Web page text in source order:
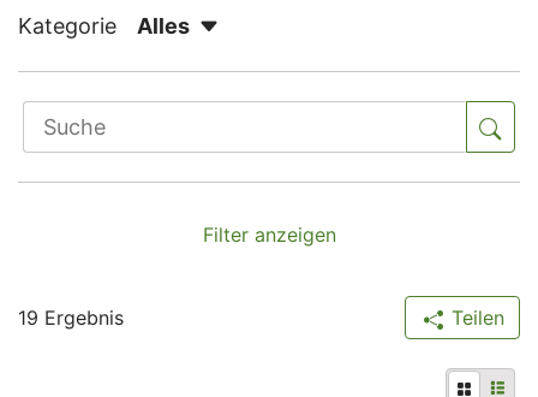
Kategorie Alles
Aufklappen
Suche
Filter anzeigen
Filter verwendet
19 Ergebnis Teilen